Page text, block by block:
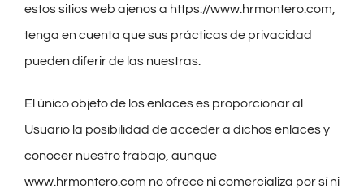
estos sitios web ajenos a https://www.hrmontero.com,
tenga en cuenta que sus prácticas de privacidad
pueden diferir de las nuestras.
El único objeto de los enlaces es proporcionar al
Usuario la posibilidad de acceder a dichos enlaces y
conocer nuestro trabajo, aunque
www.hrmontero.com no ofrece ni comercializa por sí ni